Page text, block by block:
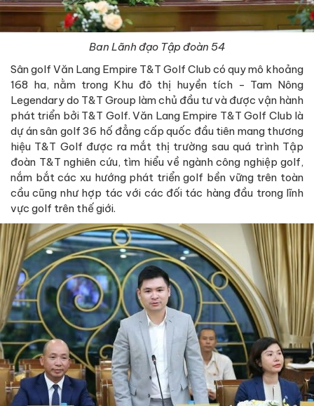
Ban Lãnh đạo Tập đoàn 54
Sân golf Văn Lang Empire T&T Golf Club có quy mô khoảng
168 ha, nằm trong Khu đô thị huyền tích - Tam Nông
Legendary do T&T Group làm chủ đầu tư và được vận hành
phát triển bởi T&T Golf. Văn Lang Empire T&T Golf Club là
dự án sân golf 36 hố đẳng cấp quốc đầu tiên mang thương
hiệu T&T Golf được ra mắt thị trường sau quá trình Tập
đoàn T&T nghiên cứu, tìm hiểu về ngành công nghiệp golf,
nắm bắt các xu hướng phát triển golf bền vững trên toàn
cầu cũng như hợp tác với các đối tác hàng đầu trong lĩnh
vực golf trên thế giới.